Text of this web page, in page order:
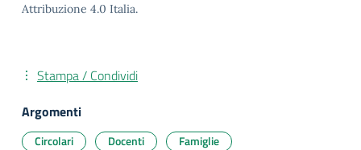
Attribuzione 4.0 Italia.
Stampa / Condividi
Argomenti
Circolari Docenti
Famiglie